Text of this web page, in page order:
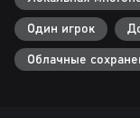
Один игрок
Облачные